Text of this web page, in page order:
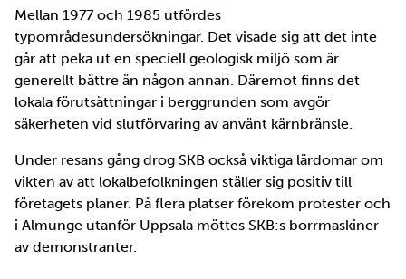
Mellan 1977 och 1985 utfördes
typområdesundersökningar. Det visade sig att det inte
går att peka ut en speciell geologisk miljö som är
generellt bättre än någon annan. Däremot finns det
lokala förutsättningar i berggrunden som avgör
säkerheten vid slutförvaring av använt kärnbränsle.
Under resans gång drog SKB också viktiga lärdomar om
vikten av att lokalbefolkningen ställer sig positiv till
företagets planer. På flera platser förekom protester och
i Almunge utanför Uppsala möttes SKB:s borrmaskiner
av demonstranter.